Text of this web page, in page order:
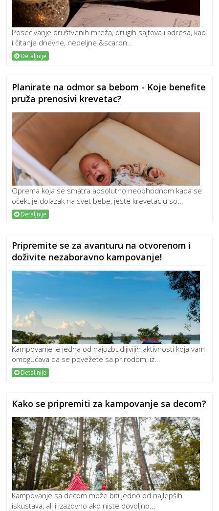
Posećivanje društvenih mreža, drugih sajtova i adresa, kao
i čitanje dnevne, nedeljne &scaron...
Detaljnije
Planirate na odmor sa bebom - Koje benefite
pruža prenosivi krevetac?
Oprema koja se smatra apsolutno neophodnom kada se
očekuje dolazak na svet bebe, jeste krevetac u so...
Detaljnije
Pripremite se za avanturu na otvorenom i
doživite nezaboravno kampovanje!
Kampovanje je jedna od najuzbudljivijih aktivnosti koja vam
omogućava da se povežete sa prirodom, iz...
Detaljnije
Kako se pripremiti za kampovanje sa decom?
Kampovanje sa decom može biti jedno od najlepših
iskustava, ali i izazovno ako niste dovoljno...